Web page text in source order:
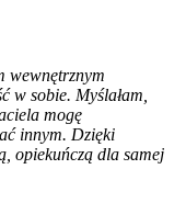
wewnętrznym
w sobie. Myślałam,
mogę
innym. Dzięki
opiekuńczą dla samej